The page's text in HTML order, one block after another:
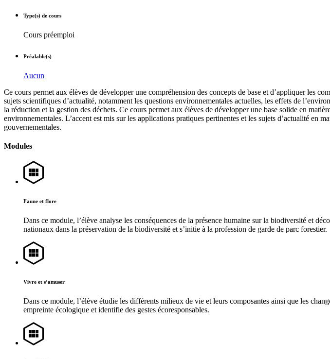
Type(s) de cours
Cours préemploi
Préalable(s)
Aucun
Ce cours permet aux élèves de développer une compréhension des concepts de base et d’appliquer les
sujets scientifiques d’actualité, notamment les questions environnementales actuelles, les effets de
la réduction et la gestion des déchets. Ce cours permet aux élèves de développer une base solide en
environnementales. L’accent est mis sur les applications pratiques pertinentes et les sujets d’actualité en
gouvernementales.
Modules
Faune et flore
Dans ce module, l’élève analyse les conséquences de la présence humaine sur la biodiversité et
nationaux dans la préservation de la biodiversité et s’initie à la profession de garde de parc forestier.
Vivre et s’amuser
Dans ce module, l’élève étudie les différents milieux de vie et leurs composantes ainsi que les
empreinte écologique et identifie des gestes écoresponsables.